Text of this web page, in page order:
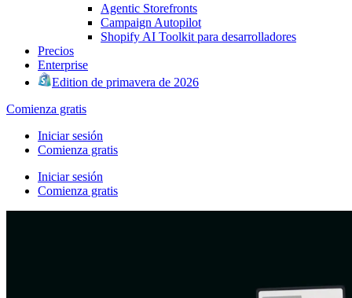
Agentic Storefronts
Campaign Autopilot
Shopify AI Toolkit para desarrolladores
Precios
Enterprise
Edition de primavera de 2026
Comienza gratis
Iniciar sesión
Comienza gratis
Iniciar sesión
Comienza gratis